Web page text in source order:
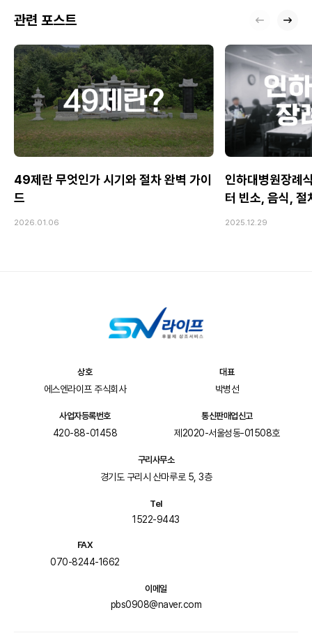
관련 포스트
49제란 무엇인가 시기와 절차 완벽 가이
드
2026.01.06
인하대병원장례
터 빈소, 음식, 절
2025.12.29
상호
에스엔라이프 주식회사
대표
박병선
사업자등록번호
420-88-01458
통신판매업신고
제2020-서울성동-01508호
구리사무소
경기도 구리시 산마루로 5, 3층
Tel
1522-9443
FAX
070-8244-1662
이메일
pbs0908@naver.com